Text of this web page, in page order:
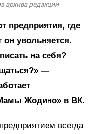
архива редакции
предприятия, где
он увольняется.
на себя?
—
Жодино» в ВК.
всегда